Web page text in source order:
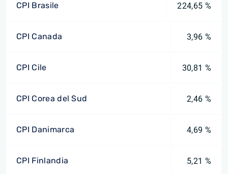
CPI Brasile 224,65 %
CPI Canada 3,96 %
CPI Cile 30,81 %
CPI Corea del Sud 2,46 %
CPI Danimarca 4,69 %
CPI Finlandia 5,21 %